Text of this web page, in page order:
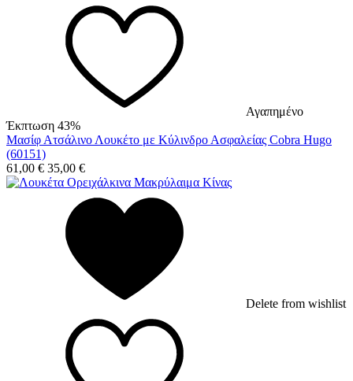
Αγαπημένο
Έκπτωση 43%
Μασίφ Ατσάλινο Λουκέτο με Κύλινδρο Ασφαλείας Cobra Hugo
(60151)
61,00 € 35,00 €
Delete from wishlist